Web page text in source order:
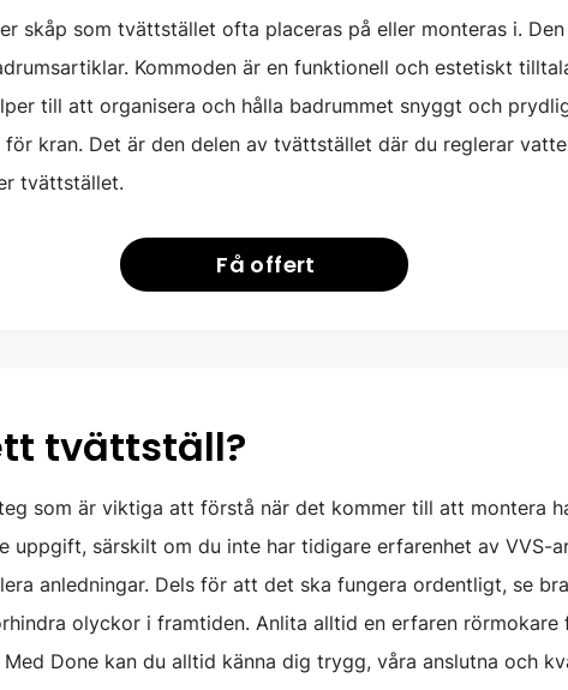
skåp som tvättstället ofta placeras på eller monteras i.
Kommoden är en funktionell och estetiskt
till att organisera och hålla badrummet snyggt och
kran. Det är den delen av tvättstället där du reglerar
tvättstället.
Få offert
tvättställ?
som är viktiga att förstå när det kommer till att montera
uppgift, särskilt om du inte har tidigare erfarenhet av VVS-
anledningar. Dels för att det ska fungera ordentligt, se
olyckor i framtiden. Anlita alltid en erfaren
Done kan du alltid känna dig trygg, våra anslutna och